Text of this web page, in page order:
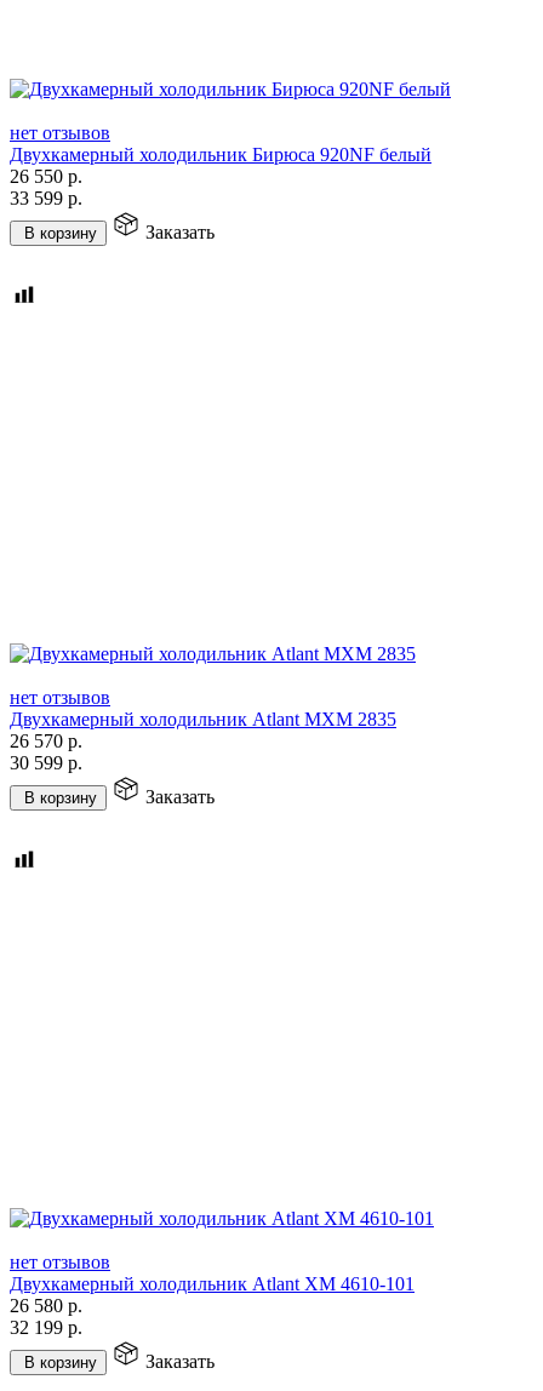
нет отзывов
Двухкамерный холодильник Бирюса 920NF белый
26 550 р.
33 599 р.
В корзину Заказать
нет отзывов
Двухкамерный холодильник Atlant МХМ 2835
26 570 р.
30 599 р.
В корзину Заказать
нет отзывов
Двухкамерный холодильник Atlant ХМ 4610-101
26 580 р.
32 199 р.
В корзину Заказать